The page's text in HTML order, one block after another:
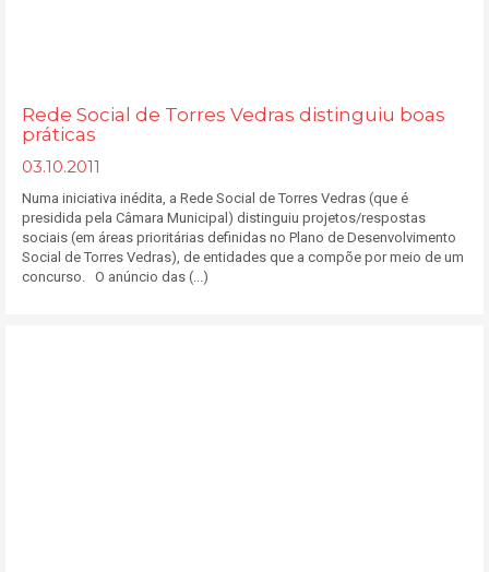
Rede Social de Torres Vedras distinguiu boas
práticas
03.10.2011
Numa iniciativa inédita, a Rede Social de Torres Vedras (que é
presidida pela Câmara Municipal) distinguiu projetos/respostas
sociais (em áreas prioritárias definidas no Plano de Desenvolvimento
Social de Torres Vedras), de entidades que a compõe por meio de um
concurso. O anúncio das (...)